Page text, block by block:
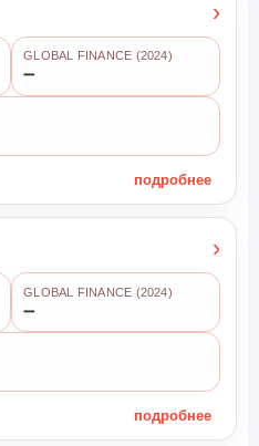
›
GLOBAL FINANCE (2024)
➖
подробнее
›
GLOBAL FINANCE (2024)
➖
подробнее